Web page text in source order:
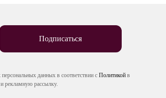
Подписаться
данных в соответствии с Политикойв
рекламную рассылку.